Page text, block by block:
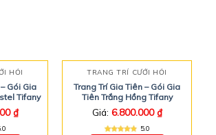
HỎI
Gói Gia
Tifany
₫
TRANG TRÍ CƯỚI HỎI
Trang Trí Gia Tiên – Gói Gia
Tiên Trắng Hồng Tifany
Giá: 6.800.000₫
5.0